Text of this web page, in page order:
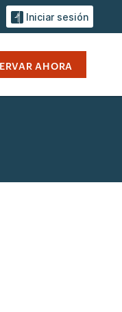
Iniciar sesión
AHORA